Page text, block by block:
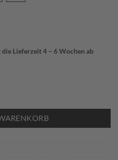
Lieferzeit 4 – 6 Wochen ab